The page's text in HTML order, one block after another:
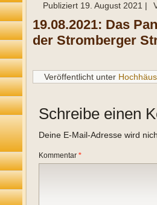
Publiziert 19. August 2021 |
19.08.2021: Das
der Stromberger
Veröffentlicht unter
Schreibe einen
Deine E-Mail-Adresse wird
Kommentar *